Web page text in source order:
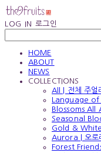
LOG IN 로그인
HOME
ABOUT
NEWS
COLLECTIONS
All | 전체 주얼
Language of
Blossoms All
Seasonal
Gold &
Aurora | 오로
Forest